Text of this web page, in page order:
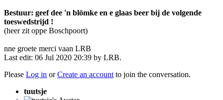
Bestuur: geef dee 'n blömke en e glaas beer bij de volgende
toeswedstrijd !
(heer zit oppe Boschpoort)
nne groete merci vaan LRB
Last edit: 06 Jul 2020 20:39 by LRB.
Please Log in orCreate an account to join the conversation.
tuutsje